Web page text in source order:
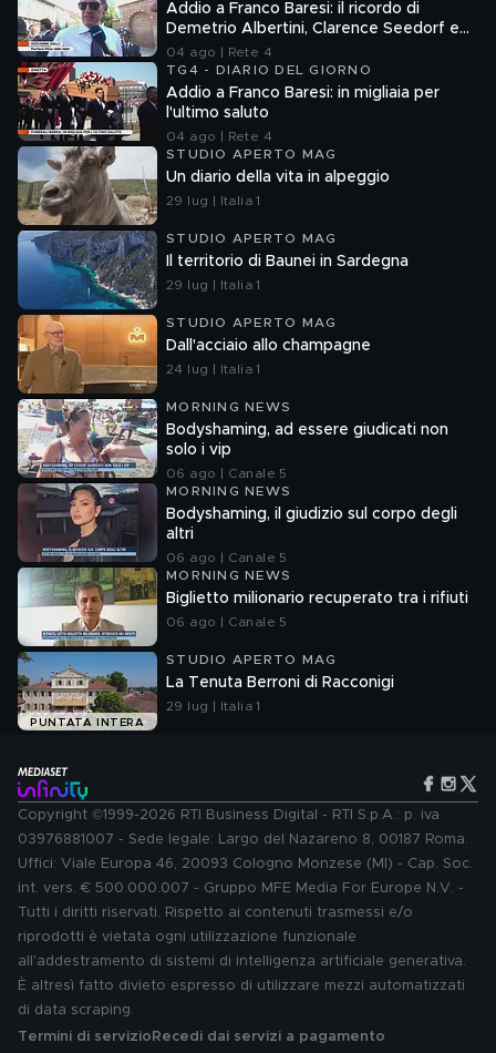
Addio a Franco Baresi: il ricordo di
Demetrio Albertini, Clarence Seedorf e
Giovanni Galli
04 ago | Rete 4
TG4 - DIARIO DEL GIORNO
Addio a Franco Baresi: in migliaia per
l'ultimo saluto
04 ago | Rete 4
STUDIO APERTO MAG
Un diario della vita in alpeggio
29 lug | Italia 1
STUDIO APERTO MAG
Il territorio di Baunei in Sardegna
29 lug | Italia 1
STUDIO APERTO MAG
Dall'acciaio allo champagne
24 lug | Italia 1
MORNING NEWS
Bodyshaming, ad essere giudicati non
solo i vip
06 ago | Canale 5
MORNING NEWS
Bodyshaming, il giudizio sul corpo degli
altri
06 ago | Canale 5
MORNING NEWS
Biglietto milionario recuperato tra i rifiuti
06 ago | Canale 5
PUNTATA INTERA
STUDIO APERTO MAG
La Tenuta Berroni di Racconigi
29 lug | Italia 1
Copyright ©1999-2026 RTI Business Digital - RTI S.p.A.: p. iva
03976881007 - Sede legale: Largo del Nazareno 8, 00187 Roma.
Uffici: Viale Europa 46, 20093 Cologno Monzese (MI) - Cap. Soc.
int. vers. € 500.000.007 - Gruppo MFE Media For Europe N.V. -
Tutti i diritti riservati. Rispetto ai contenuti trasmessi e/o
riprodotti è vietata ogni utilizzazione funzionale
all'addestramento di sistemi di intelligenza artificiale generativa.
È altresì fatto divieto espresso di utilizzare mezzi automatizzati
di data scraping.
Termini di servizio Recedi dai servizi a pagamento